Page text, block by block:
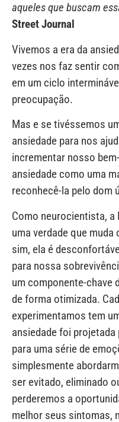
aqueles que buscam
Street Journal
Vivemos a era da
vezes nos faz sentir
em um ciclo
preocupação.
Mas e se tivéssemos
ansiedade para nos
incrementar nosso
ansiedade como uma
reconhecê-la pelo dom
Como neurocientista, a
uma verdade que muda
sim, ela é
para nossa
um componente-chave
de forma otimizada.
experimentamos tem
ansiedade foi
para uma série de
simplesmente
ser evitado, eliminado
perderemos a
melhor seus sintomas,